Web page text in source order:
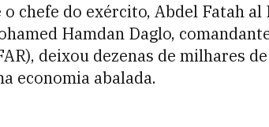
chefe do exército, Abdel Fatah al
Hamdan Daglo,
deixou dezenas de milhares
economia abalada.